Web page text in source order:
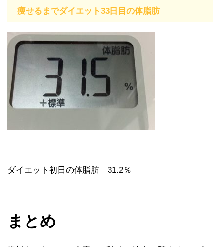
痩せるまでダイエット33日目の体脂肪
ダイエット初日の体脂肪 31.2％
まとめ